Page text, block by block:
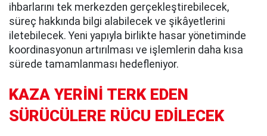
ihbarlarını tek merkezden gerçekleştirebilecek,
süreç hakkında bilgi alabilecek ve şikâyetlerini
iletebilecek. Yeni yapıyla birlikte hasar yönetiminde
koordinasyonun artırılması ve işlemlerin daha kısa
sürede tamamlanması hedefleniyor.
KAZA YERİNİ TERK EDEN
SÜRÜCÜLERE RÜCU EDİLECEK